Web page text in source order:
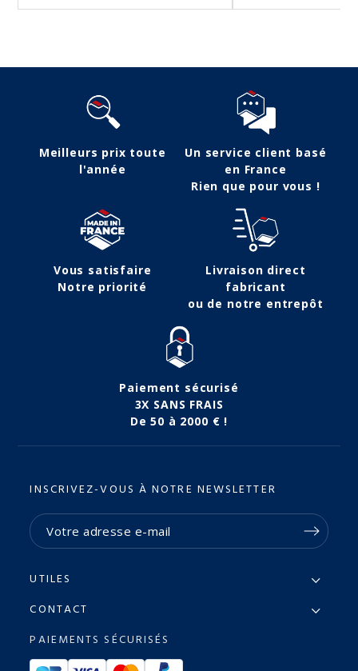
Meilleurs prix toute
l'année
Un service client basé
en France
Rien que pour vous !
Vous satisfaire
Notre priorité
Livraison direct
fabricant
ou de notre entrepôt
Paiement sécurisé
3X SANS FRAIS
De 50 à 2000 € !
INSCRIVEZ-VOUS À NOTRE NEWSLETTER
UTILES
CONTACT
PAIEMENTS SÉCURISÉS